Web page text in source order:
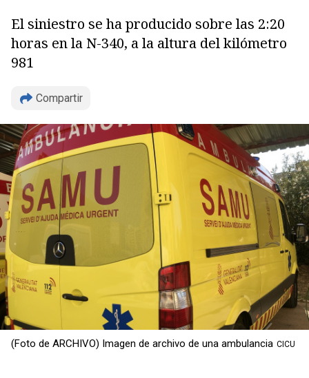
El siniestro se ha producido sobre las 2:20
horas en la N-340, a la altura del kilómetro
981
Compartir
Copiar
(Foto de ARCHIVO) Imagen de archivo de una ambulancia CICU